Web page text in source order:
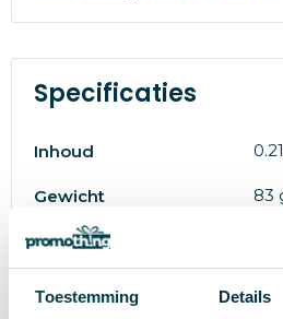
Toestemming Details
Specificaties
Inhoud
Gewicht 83
Merk
Materiaal